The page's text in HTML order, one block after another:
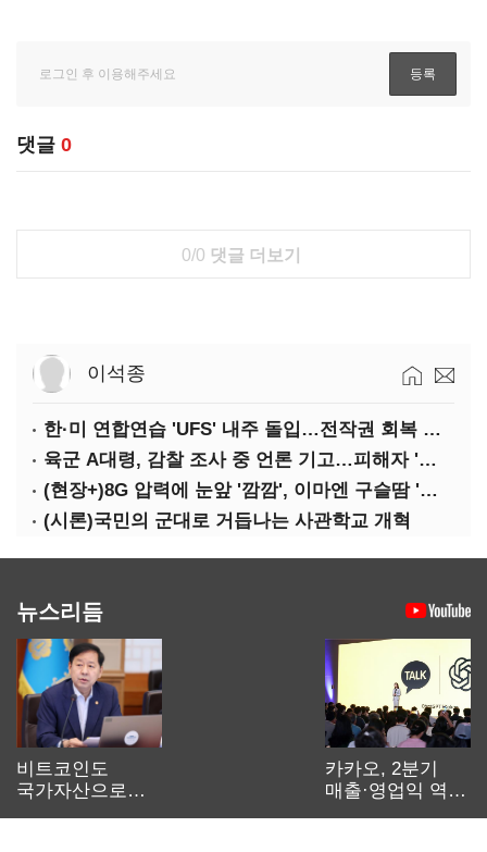
댓글 0
0/0 댓글 더보기
이석종
한·미 연합연습 'UFS' 내주 돌입…전작권 회복 카운트다운
육군 A대령, 감찰 조사 중 언론 기고…피해자 '부글부글'
(현장+)8G 압력에 눈앞 '깜깜', 이마엔 구슬땀 '뚝뚝'…화려한 에어쇼 뒤 땀방울
(시론)국민의 군대로 거듭나는 사관학교 개혁
뉴스리듬
비트코인도
국가자산으로…'
카카오, 2분기
매출·영업익 역대